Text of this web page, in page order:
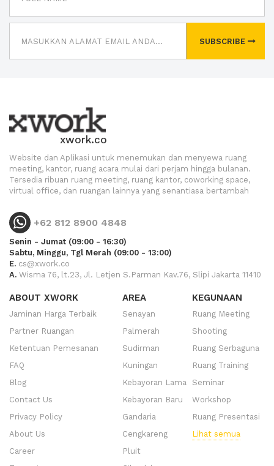
SUBSCRIBE
xwork.co
Website dan Aplikasi untuk menemukan dan menyewa ruang
meeting, kantor, ruang acara mulai dari perjam hingga bulanan.
Tersedia ribuan ruang meeting, ruang kantor, coworking space,
virtual office, dan ruangan lainnya yang senantiasa bertambah
+62 812 8900 4848
Senin - Jumat (09:00 - 16:30)
Sabtu, Minggu, Tgl Merah (09:00 - 13:00)
E. cs@xwork.co
A. Wisma 76, lt.23, Jl. Letjen S.Parman Kav.76, Slipi Jakarta 11410
ABOUT XWORK
Jaminan Harga Terbaik
Partner Ruangan
Ketentuan Pemesanan
FAQ
Blog
Contact Us
Privacy Policy
About Us
Career
AREA
Senayan
Palmerah
Sudirman
Kuningan
Kebayoran Lama
Kebayoran Baru
Gandaria
Cengkareng
Pluit
KEGUNAAN
Ruang Meeting
Shooting
Ruang Serbaguna
Ruang Training
Seminar
Workshop
Ruang Presentasi
Lihat semua